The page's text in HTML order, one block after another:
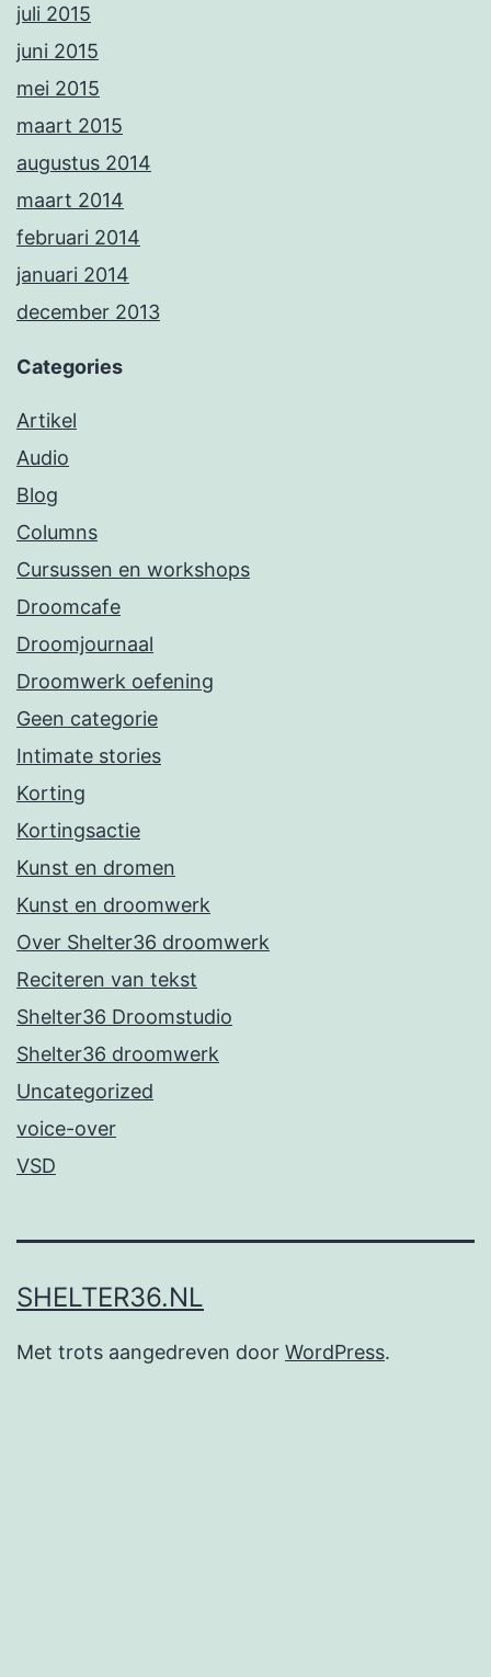
juli 2015
juni 2015
mei 2015
maart 2015
augustus 2014
maart 2014
februari 2014
januari 2014
december 2013
Categories
Artikel
Audio
Blog
Columns
Cursussen en workshops
Droomcafe
Droomjournaal
Droomwerk oefening
Geen categorie
Intimate stories
Korting
Kortingsactie
Kunst en dromen
Kunst en droomwerk
Over Shelter36 droomwerk
Reciteren van tekst
Shelter36 Droomstudio
Shelter36 droomwerk
Uncategorized
voice-over
VSD
SHELTER36.NL
Met trots aangedreven door WordPress.